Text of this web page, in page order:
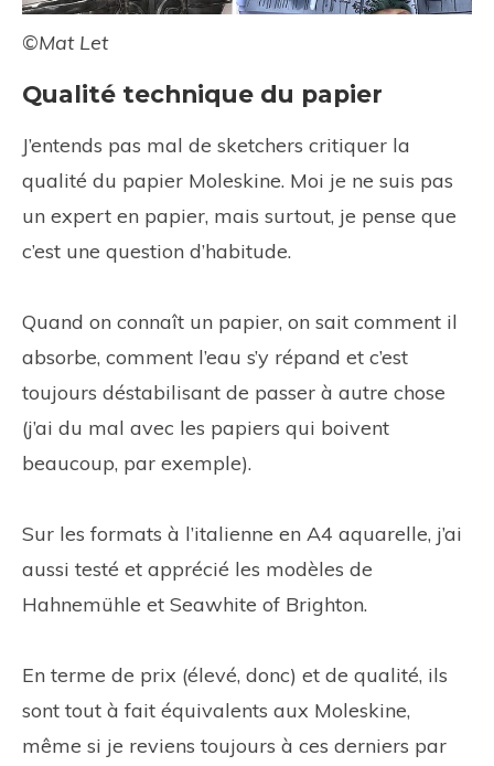
©Mat Let
Qualité technique du papier
J’entends pas mal de sketchers critiquer la
qualité du papier Moleskine. Moi je ne suis pas
un expert en papier, mais surtout, je pense que
c’est une question d’habitude.
Quand on connaît un papier, on sait comment il
absorbe, comment l’eau s’y répand et c’est
toujours déstabilisant de passer à autre chose
(j’ai du mal avec les papiers qui boivent
beaucoup, par exemple).
Sur les formats à l’italienne en A4 aquarelle, j’ai
aussi testé et apprécié les modèles de
Hahnemühle et Seawhite of Brighton.
En terme de prix (élevé, donc) et de qualité, ils
sont tout à fait équivalents aux Moleskine,
même si je reviens toujours à ces derniers par